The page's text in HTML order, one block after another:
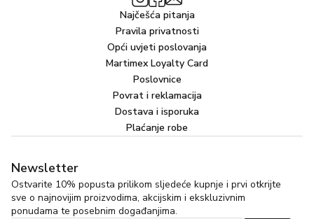
Najčešća pitanja
Pravila privatnosti
Opći uvjeti poslovanja
Martimex Loyalty Card
Poslovnice
Povrat i reklamacija
Dostava i isporuka
Plaćanje robe
Newsletter
Ostvarite 10% popusta prilikom sljedeće kupnje i prvi otkrijte
sve o najnovijim proizvodima, akcijskim i ekskluzivnim
ponudama te posebnim događanjima.